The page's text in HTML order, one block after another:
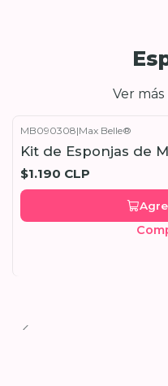
Ver
MB090308|Max Belle®
Kit de Esponjas de
$1.190 CLP